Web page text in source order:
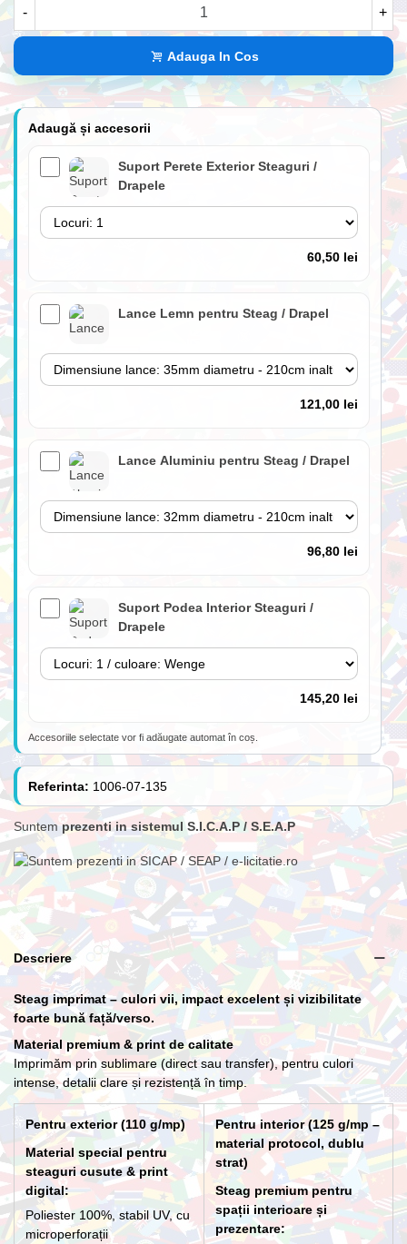
- +
Adauga In Cos
Adaugă și accesorii
Suport Perete Exterior Steaguri /
Drapele
60,50 lei
Lance Lemn pentru Steag / Drapel
121,00 lei
Lance Aluminiu pentru Steag / Drapel
96,80 lei
Suport Podea Interior Steaguri /
Drapele
145,20 lei
Lance 180cm cu suport perete inclus
84,70 lei
Lance cu suport Premium Interior
266,20 lei
Accesoriile selectate vor fi adăugate automat în coș.
Referinta: 1006-07-135
Suntemprezenti in sistemul S.I.C.A.P / S.E.A.P
Descriere
Steag imprimat – culori vii, impact excelent și vizibilitate
foarte bună față/verso.
Material premium & print de calitate
Imprimăm prin sublimare (direct sau transfer), pentru culori
intense, detalii clare și rezistență în timp.
Pentru exterior (110 g/mp)
Material special pentru
steaguri cusute & print
digital:
Poliester 100%, stabil UV, cu
microperforații
Pentru interior (125 g/mp –
material protocol, dublu
strat)
Steag premium pentru
spații interioare și
prezentare: